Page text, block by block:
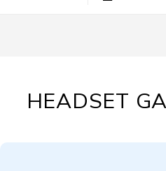
HEADSET